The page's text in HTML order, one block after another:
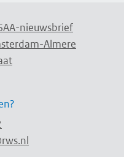
nieuwsbrief
Almere